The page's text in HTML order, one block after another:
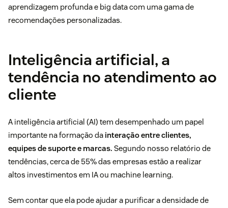
aprendizagem profunda e big data com uma gama de
recomendações personalizadas.
Inteligência artificial, a
tendência no atendimento ao
cliente
A inteligência artificial (AI) tem desempenhado um papel
importante na formação da interação entre clientes,
equipes de suporte e marcas. Segundo nosso relatório de
tendências, cerca de 55% das empresas estão a realizar
altos investimentos em IA ou machine learning.
Sem contar que ela pode ajudar a purificar a densidade de